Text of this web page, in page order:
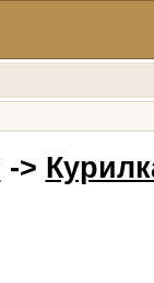
->